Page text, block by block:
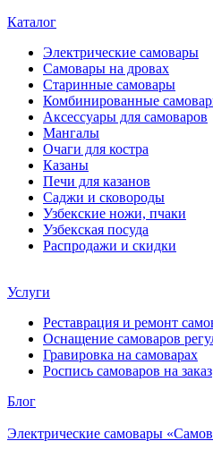
Каталог
Электрические самовары
Cамовары на дровах
Старинные самовары
Комбинированные
Аксессуары для самоваров
Мангалы
Очаги для костра
Казаны
Печи для казанов
Саджи и сковороды
Узбекские ножи, пчаки
Узбекская посуда
Распродажи и скидки
Услуги
Реставрация и ремонт
Оснащение самоваров
Гравировка на самоварах
Роспись самоваров на заказ
Блог
Электрические самовары